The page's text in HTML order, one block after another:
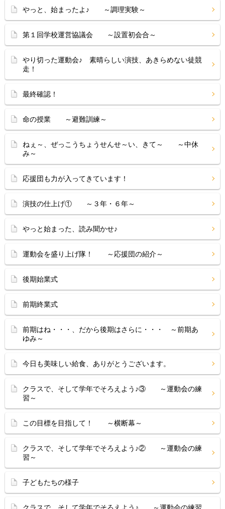
やっと、始まったよ♪ ～調理実験～
第１回学校運営協議会 ～設置初会合～
やり切った運動会♪ 素晴らしい演技、あきらめない徒競
走！
最終確認！
命の授業 ～避難訓練～
ねぇ～、ぜっこうちょうせんせ～い、きて～ ～中休
み～
応援団も力が入ってきています！
演技の仕上げ① ～３年・６年～
やっと始まった、読み聞かせ♪
運動会を盛り上げ隊！ ～応援団の紹介～
後期始業式
前期終業式
前期はね・・・、だから後期はさらに・・・ ～前期あ
ゆみ～
今日も美味しい給食、ありがとうございます。
クラスで、そして学年でそろえよう♪③ ～運動会の練
習～
この目標を目指して！ ～横断幕～
クラスで、そして学年でそろえよう♪② ～運動会の練
習～
子どもたちの様子